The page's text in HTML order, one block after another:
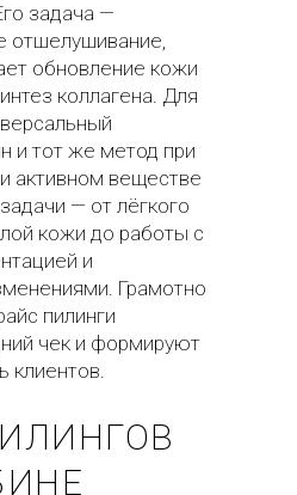
задача —
отшелушивание,
обновление кожи
коллагена. Для
и тот же метод при
активном веществе
— от лёгкого
кожи до работы с
и
Грамотно
пилинги
чек и формируют
клиентов.